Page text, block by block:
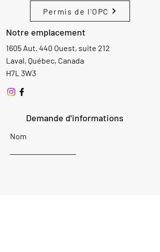
Permis de l'OPC
Notre emplacement
1605 Aut. 440 Ouest, suite 212
Laval, Québec, Canada
H7L 3W3
Demande d'informations
Nom